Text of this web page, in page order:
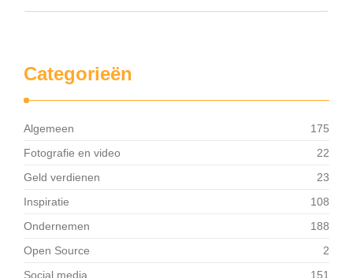
Categorieën
Algemeen
175
Fotografie en video
22
Geld verdienen
23
Inspiratie
108
Ondernemen
188
Open Source
2
Social media
151